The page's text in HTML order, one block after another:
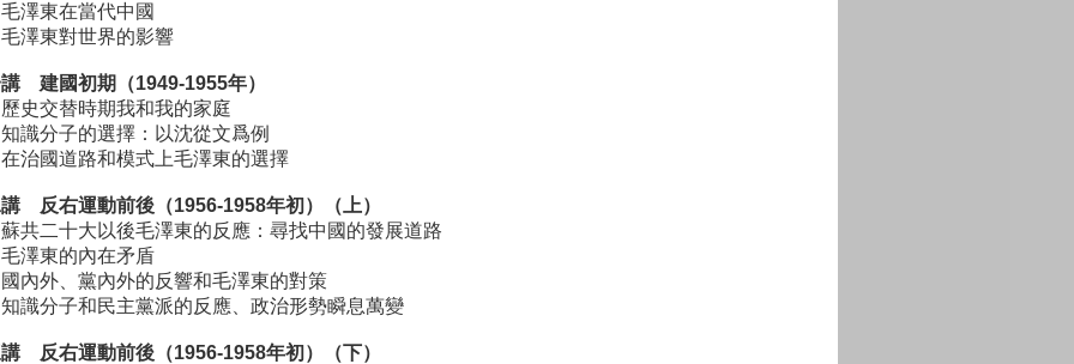
澤東在當代中國
澤東對世界的影響
建國初期（1949-1955年）
史交替時期我和我的家庭
識分子的選擇：以沈從文爲例
治國道路和模式上毛澤東的選擇
反右運動前後（1956-1958年初）（上）
共二十大以後毛澤東的反應：尋找中國的發展道路
澤東的內在矛盾
內外、黨內外的反響和毛澤東的對策
識分子和民主黨派的反應、政治形勢瞬息萬變
反右運動前後（1956-1958年初）（下）